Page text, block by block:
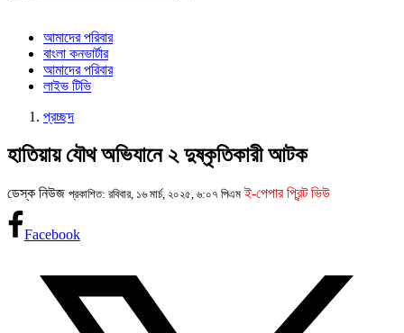
আমাদের পরিবার
বাংলা কনভার্টার
আমাদের পরিবার
লাইভ টিভি
প্রচ্ছদ
হাতিয়ায় যৌথ অভিযানে ২ দুষ্কৃতিকারী আটক
ডেস্ক নিউজ প্রকাশিত: রবিবার, ১৬ মার্চ, ২০২৫, ৬:০৭ পিএম ই-পেপার প্রিন্ট ভিউ
Facebook